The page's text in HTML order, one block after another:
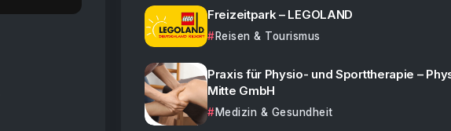
Freizeitpark – LEGOLAND
Reisen & Tourismus
Praxis für Physio- und Sporttherapie –
Mitte GmbH
Medizin & Gesundheit